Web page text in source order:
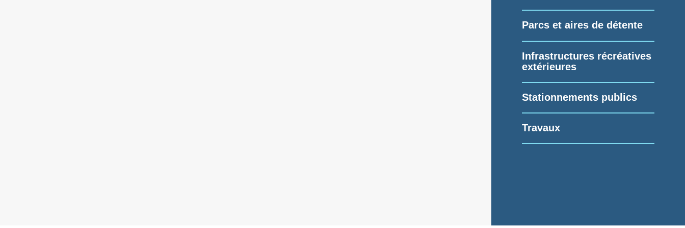
Parcs et aires de détente
Infrastructures récréatives
extérieures
Stationnements publics
Travaux